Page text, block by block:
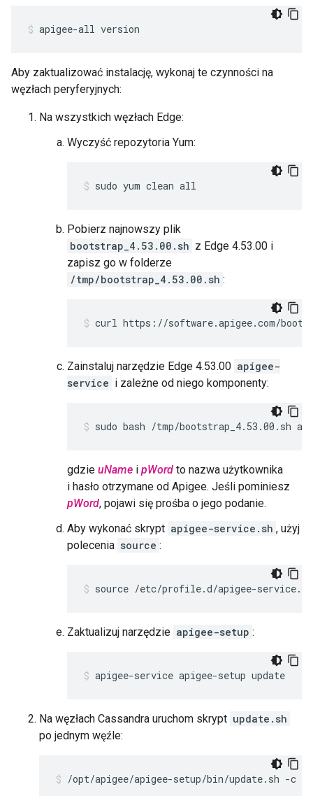
apigee-all version
Aby zaktualizować instalację, wykonaj te czynności na
węzłach peryferyjnych:
Na wszystkich węzłach Edge:
Wyczyść repozytoria Yum:
sudo yum clean all
Pobierz najnowszy plik
bootstrap_4.53.00.sh z Edge 4.53.00 i
zapisz go w folderze
/tmp/bootstrap_4.53.00.sh :
curl https://software.apigee.com/
Zainstaluj narzędzie Edge 4.53.00 apigee-
service i zależne od niego komponenty:
sudo bash /tmp/bootstrap_4.53.00.sh
gdzie uName i pWord to nazwa użytkownika
i hasło otrzymane od Apigee. Jeśli pominiesz
pWord, pojawi się prośba o jego podanie.
Aby wykonać skrypt apigee-service.sh , użyj
polecenia source :
source /etc/profile.d/apigee-service.sh
Zaktualizuj narzędzie apigee-setup :
apigee-service apigee-setup update
Na węzłach Cassandra uruchom skrypt update.sh
po jednym węźle:
/opt/apigee/apigee-setup/bin/update.sh -c